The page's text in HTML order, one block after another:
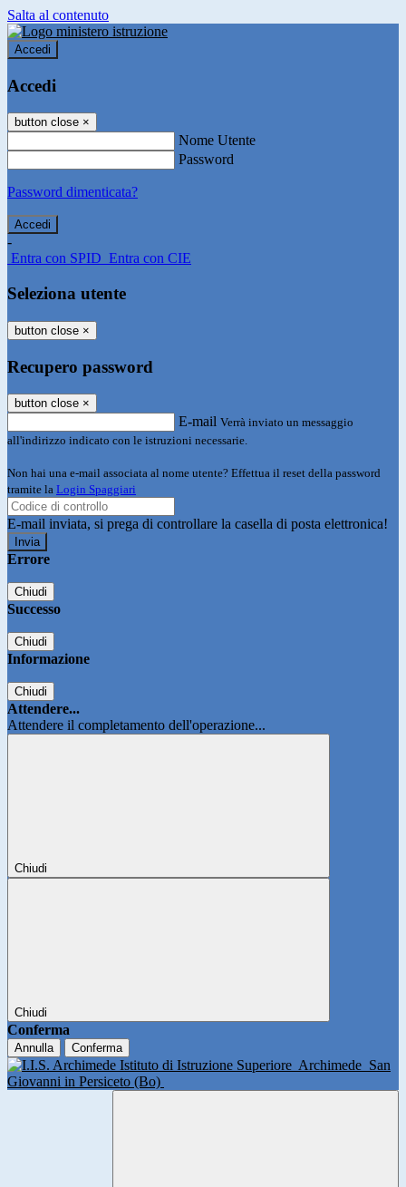
Salta al contenuto
Accedi
Accedi
button close ×
Nome Utente
Password
Password dimenticata?
-
Entra con SPID Entra con CIE
Seleziona utente
button close ×
Recupero password
button close ×
E-mail Verrà inviato un messaggio
all'indirizzo indicato con le istruzioni necessarie.
Non hai una e-mail associata al nome utente? Effettua il reset della password
tramite la Login Spaggiari
E-mail inviata, si prega di controllare la casella di posta elettronica!
Errore
Chiudi
Successo
Chiudi
Informazione
Chiudi
Attendere...
Attendere il completamento dell'operazione...
Chiudi
Chiudi
Conferma
Annulla Conferma
Istituto di Istruzione Superiore Archimede San
Giovanni in Persiceto (Bo)